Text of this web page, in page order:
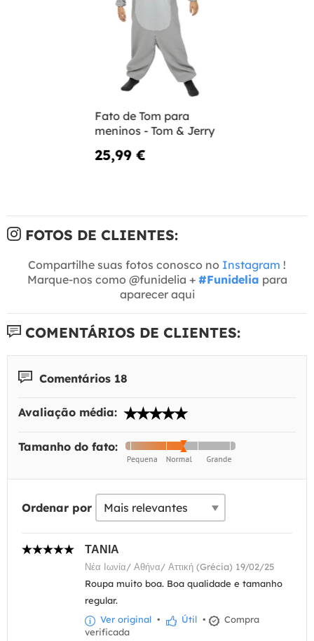
Fato de Tom para
meninos - Tom & Jerry
25,99 €
FOTOS DE CLIENTES:
Compartilhe suas fotos conosco no Instagram !
Marque-nos como @funidelia + #Funidelia para
aparecer aqui
COMENTÁRIOS DE CLIENTES:
Comentários 18
Avaliação média:
Tamanho do fato:
Ordenar por
ΤΑΝΙΑ
Νέα Ιωνία/ Αθήνα/ Αττική (Grécia) 19/02/25
Roupa muito boa. Boa qualidade e tamanho
regular.
Ver original • Útil •
Compra
verificada